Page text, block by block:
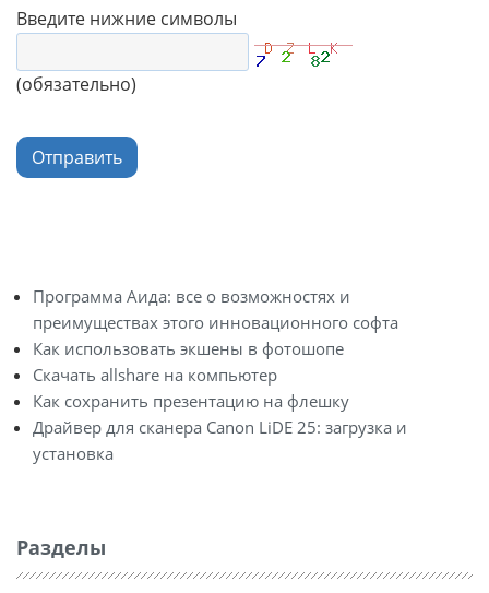
Введите нижние символы
(обязательно)
Отправить
Программа Аида: все о возможностях и
преимуществах этого инновационного софта
Как использовать экшены в фотошопе
Скачать allshare на компьютер
Как сохранить презентацию на флешку
Драйвер для сканера Canon LiDE 25: загрузка и
установка
Разделы